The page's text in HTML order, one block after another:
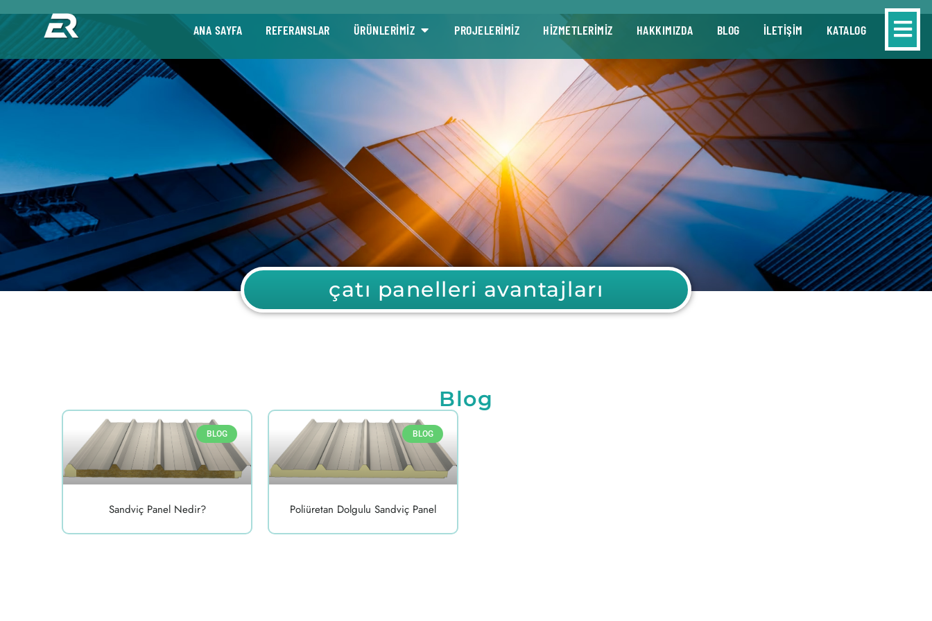
ANA SAYFA REFERANSLAR ÜRÜNLERİMİZ PROJELERİMİZ HİZMETLERİMİZ HAKKIMIZDA BLOG İLETİŞİM KATALOG
çatı panelleri avantajları
Blog
BLOG
Sandviç Panel Nedir?
BLOG
Poliüretan Dolgulu Sandviç Panel